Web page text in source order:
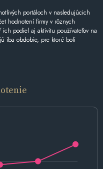
portáloch v nasledujúcich
hodnotení firmy v rôznych
podiel aj aktivitu používateľov na
iba obdobie, pre ktoré boli